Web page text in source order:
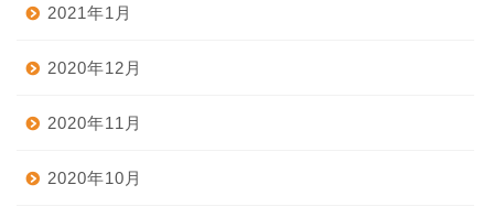
2021年1月
2020年12月
2020年11月
2020年10月